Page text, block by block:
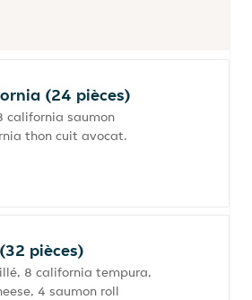
(24 pièces)
california saumon
thon cuit avocat.
pièces)
8 california tempura,
4 saumon roll